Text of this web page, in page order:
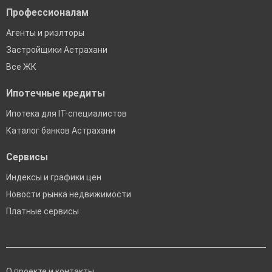
Профессионалам
Агенты и риэлторы
Застройщики Астрахани
Все ЖК
Ипотечные кредиты
Ипотека для IT-специалистов
Каталог банков Астрахани
Сервисы
Индексы и графики цен
Новости рынка недвижимости
Платные сервисы